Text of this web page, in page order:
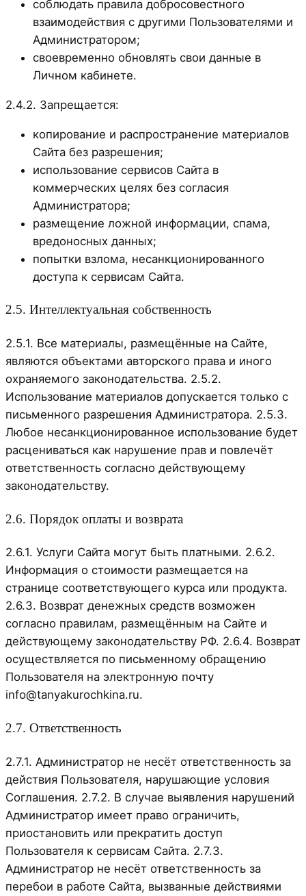
соблюдать правила добросовестного
взаимодействия с другими Пользователями и
Администратором;
своевременно обновлять свои данные в
Личном кабинете.
2.4.2. Запрещается:
копирование и распространение материалов
Сайта без разрешения;
использование сервисов Сайта в
коммерческих целях без согласия
Администратора;
размещение ложной информации, спама,
вредоносных данных;
попытки взлома, несанкционированного
доступа к сервисам Сайта.
2.5. Интеллектуальная собственность
2.5.1. Все материалы, размещённые на Сайте,
являются объектами авторского права и иного
охраняемого законодательства. 2.5.2.
Использование материалов допускается только с
письменного разрешения Администратора. 2.5.3.
Любое несанкционированное использование будет
расцениваться как нарушение прав и повлечёт
ответственность согласно действующему
законодательству.
2.6. Порядок оплаты и возврата
2.6.1. Услуги Сайта могут быть платными. 2.6.2.
Информация о стоимости размещается на
странице соответствующего курса или продукта.
2.6.3. Возврат денежных средств возможен
согласно правилам, размещённым на Сайте и
действующему законодательству РФ. 2.6.4. Возврат
осуществляется по письменному обращению
Пользователя на электронную почту
info@tanyakurochkina.ru.
2.7. Ответственность
2.7.1. Администратор не несёт ответственность за
действия Пользователя, нарушающие условия
Соглашения. 2.7.2. В случае выявления нарушений
Администратор имеет право ограничить,
приостановить или прекратить доступ
Пользователя к сервисам Сайта. 2.7.3.
Администратор не несёт ответственность за
перебои в работе Сайта, вызванные действиями